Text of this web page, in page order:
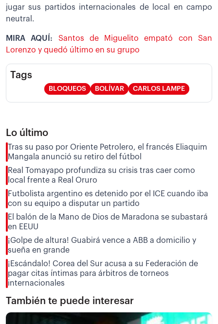
jugar sus partidos internacionales de local en campo
neutral.
MIRA AQUÍ: Santos de Miguelito empató con San
Lorenzo y quedó último en su grupo
Tags
BLOQUEOS BOLÍVAR CARLOS LAMPE
Lo último
Tras su paso por Oriente Petrolero, el francés Eliaquim
Mangala anunció su retiro del fútbol
Real Tomayapo profundiza su crisis tras caer como
local frente a Real Oruro
Futbolista argentino es detenido por el ICE cuando iba
con su equipo a disputar un partido
El balón de la Mano de Dios de Maradona se subastará
en EEUU
¡Golpe de altura! Guabirá vence a ABB a domicilio y
sueña en grande
¡Escándalo! Corea del Sur acusa a su Federación de
pagar citas íntimas para árbitros de torneos
internacionales
También te puede interesar